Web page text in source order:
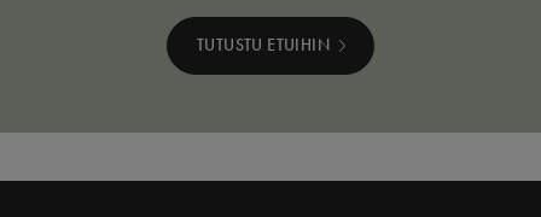
TUTUSTU ETUIHIN